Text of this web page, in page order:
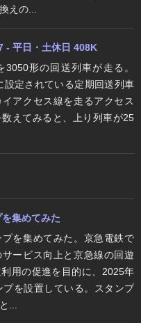
えの...
- 平日・土休日 408K
形の回送列車が走る。
設定されている定期回送列車
アクセス線を走るアクセス
えてみると、上り列車が25
集めてみた
を集めてみた。京急電鉄で
ービス向上と京急線の回遊
用の促進を目的に、2025年
プを設置している。スタンプ
...